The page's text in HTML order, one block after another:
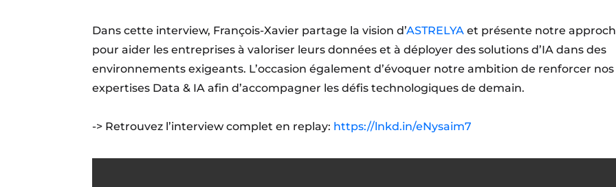
Dans cette interview, François-Xavier partage la vision d’ASTRELYA et présente notre
pour aider les entreprises à valoriser leurs données et à déployer des solutions d’IA dans des
environnements exigeants. L’occasion également d’évoquer notre ambition de renforcer nos
expertises Data & IA afin d’accompagner les défis technologiques de demain.
-> Retrouvez l’interview complet en replay: https://lnkd.in/eNysaim7